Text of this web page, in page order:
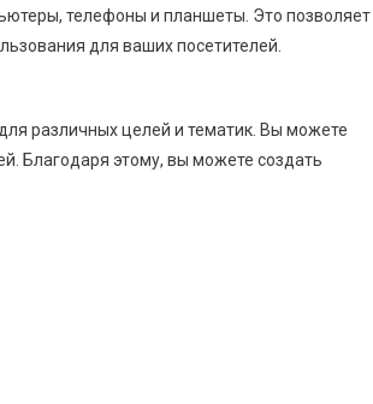
телефоны и планшеты. Это позволяет
для ваших посетителей.
различных целей и тематик. Вы можете
Благодаря этому, вы можете создать